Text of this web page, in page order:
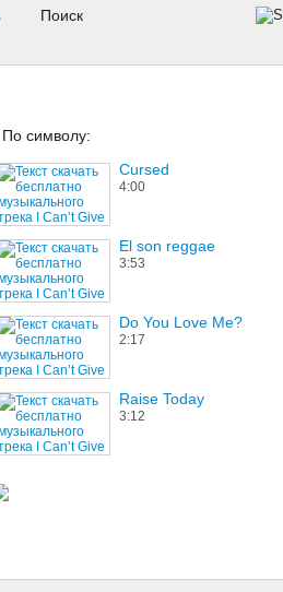
По символу:
Cursed
4:00
El son reggae
3:53
Do You Love Me?
2:17
Raise Today
3:12
3:57